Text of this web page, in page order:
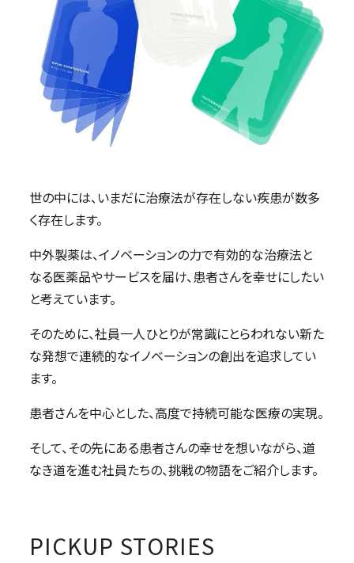
世の中には、いまだに治療法が存在しない疾患が数多
く存在します。
中外製薬は、イノベーションの力で有効的な治療法と
なる医薬品やサービスを届け、患者さんを幸せにしたい
と考えています。
そのために、社員一人ひとりが常識にとらわれない新た
な発想で連続的なイノベーションの創出を追求してい
ます。
患者さんを中心とした、高度で持続可能な医療の実現。
そして、その先にある患者さんの幸せを想いながら、道
なき道を進む社員たちの、挑戦の物語をご紹介します。
PICKUP STORIES